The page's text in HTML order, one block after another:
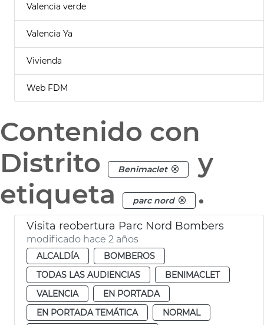
Valencia verde
Valencia Ya
Vivienda
Web FDM
Contenido con
Distrito
Benimaclet
y
etiqueta
parc nord .
Visita reobertura Parc Nord Bombers
modificado hace 2 años
ALCALDÍA
BOMBEROS
TODAS LAS AUDIENCIAS
BENIMACLET
VALENCIA
EN PORTADA
EN PORTADA TEMÁTICA
NORMAL